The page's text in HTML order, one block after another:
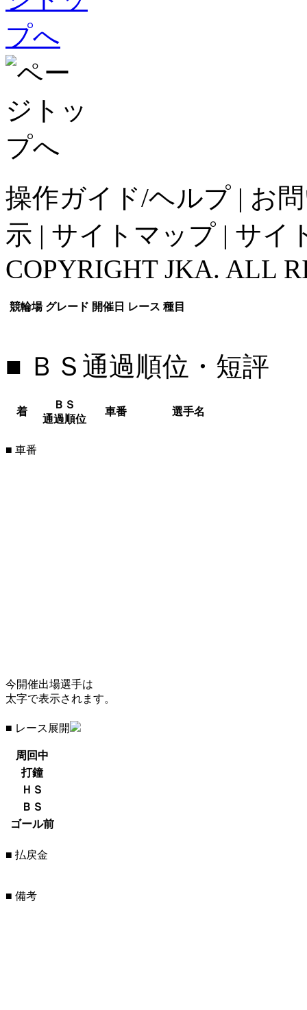
操作ガイド/ヘルプ | お
示 | サイトマップ | サイ
COPYRIGHT JKA. ALL
競輪場 グレード 開催日 レース 種目
■ ＢＳ通過順位・短評
着
ＢＳ
通過順位
車番 選手名
■ 車番
今開催出場選手は
太字で表示されます。
■ レース展開
周回中
打鐘
ＨＳ
ＢＳ
ゴール前
■ 払戻金
■ 備考